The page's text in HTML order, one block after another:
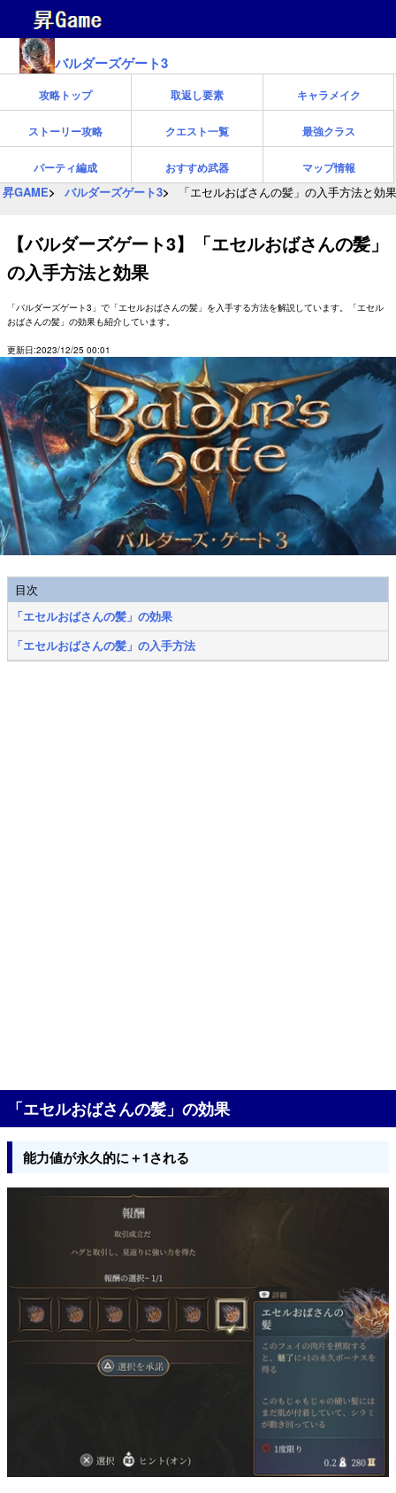
バルダーズゲート3
攻略トップ 取返し要素 キャラメイク
ストーリー攻略 クエスト一覧 最強クラス
パーティ編成 おすすめ武器 マップ情報
昇GAME バルダーズゲート3 「エセルおばさんの髪」の入手方法と効果
【バルダーズゲート3】「エセルおばさんの髪」
の入手方法と効果
「バルダーズゲート3」で「エセルおばさんの髪」を入手する方法を解説しています。「エセル
おばさんの髪」の効果も紹介しています。
更新日:2023/12/25 00:01
目次
「エセルおばさんの髪」の効果
「エセルおばさんの髪」の入手方法
「エセルおばさんの髪」の効果
能力値が永久的に＋1される